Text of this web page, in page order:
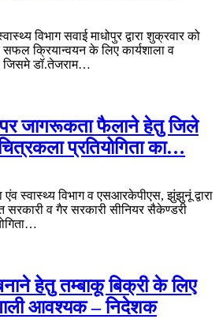
विभाग सवाई माधोपुर द्वारा शुक्रवार को
सफल क्रियान्वयन के लिए कार्यशाला व
जिसमे डॉ.तेजराम…
पर जागरूकता फैलाने हेतु जिले
प्रतियोगिता का…
एंव स्वास्थ्य विभाग व एसआरकेपीएस, झुंझुनूं द्वारा
व गैर सरकारी सीनियर सैकेण्डरी
हेतु तम्बाकू बिक्री के लिए
आवश्यक – निदेशक